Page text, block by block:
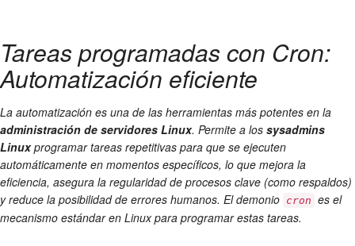
Tareas programadas con Cron:
Automatización eficiente
La automatización es una de las herramientas más potentes en la
administración de servidores Linux. Permite a los sysadmins
Linuxprogramar tareas repetitivas para que se ejecuten
automáticamente en momentos específicos, lo que mejora la
eficiencia, asegura la regularidad de procesos clave (como respaldos)
y reduce la posibilidad de errores humanos. El demonio cron es el
mecanismo estándar en Linux para programar estas tareas.